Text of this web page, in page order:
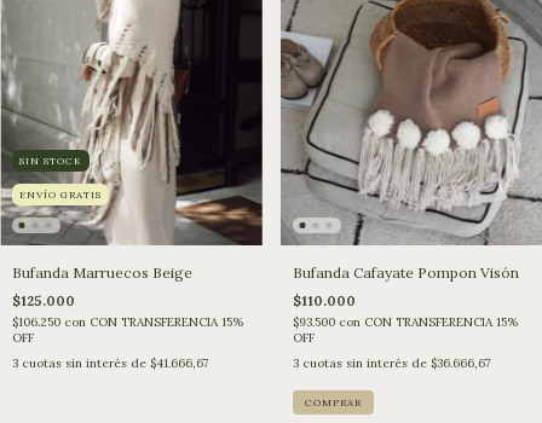
SIN STOCK
ENVÍO GRATIS
Bufanda Marruecos Beige
$125.000
$106.250 con CON TRANSFERENCIA 15%
OFF
3 cuotas sin interés de $41.666,67
Bufanda Cafayate Pompon Visón
$110.000
$93.500 con CON TRANSFERENCIA 15%
OFF
3 cuotas sin interés de $36.666,67